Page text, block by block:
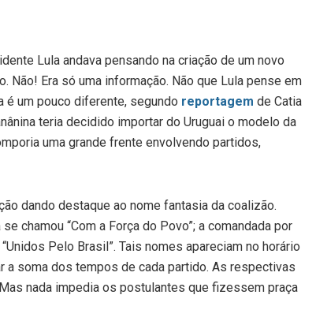
Lula andava pensando na criação de um novo
Não! Era só uma informação. Não que Lula pense em
é um pouco diferente, segundo reportagem de Catia
teria decidido importar do Uruguai o modelo da
uma grande frente envolvendo partidos,
dando destaque ao nome fantasia da coalizão.
chamou “Com a Força do Povo”; a comandada por
Pelo Brasil”. Tais nomes apareciam no horário
a soma dos tempos de cada partido. As respectivas
nada impedia os postulantes que fizessem praça